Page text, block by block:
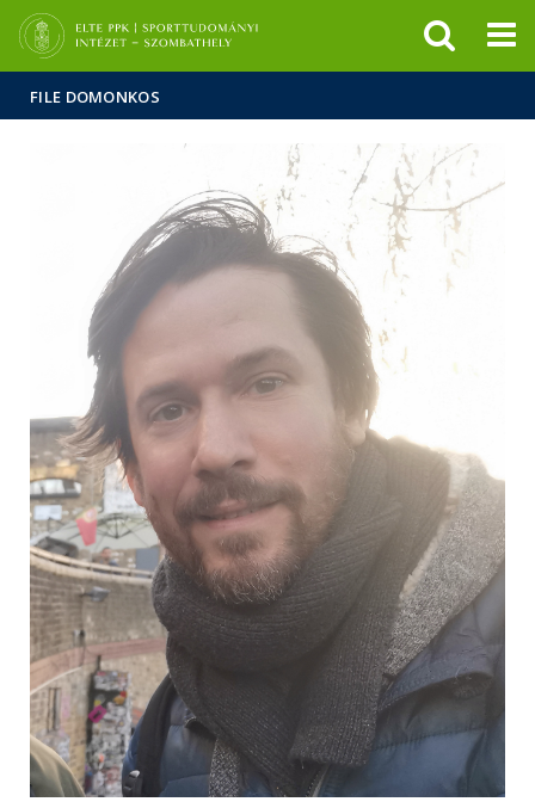
Hírek
Események
ELTE a
sajtóban
FILE DOMONKOS